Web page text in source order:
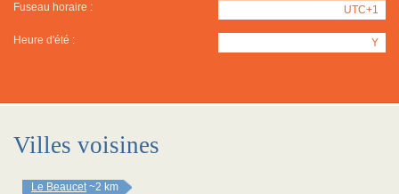
Fuseau horaire : UTC+1
Heure d'été : Y
Villes voisines
Le Beaucet ~2 km